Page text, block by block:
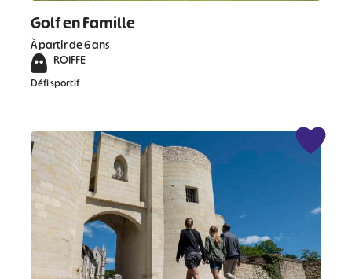
Golf en Famille
À partir de 6 ans
ROIFFE
Défi sportif